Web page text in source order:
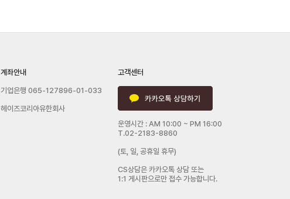
계좌안내
기업은행 065-127896-01-033
헤이즈코리아유한회사
고객센터
운영시간 : AM 10:00 ~ PM 16:00
T.02-2183-8860
(토, 일, 공휴일 휴무)
CS상담은 카카오톡 상담 또는
1:1 게시판으로만 접수 가능합니다.